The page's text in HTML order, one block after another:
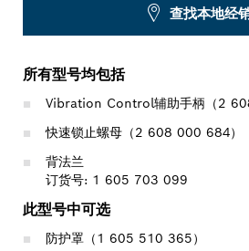
查找本地经
所有型号均包括
Vibration Control辅助手柄（2
快速锁止螺母（2 608 000 684）
背法兰
订货号: 1 605 703 099
此型号中可选
防护罩（1 605 510 365）